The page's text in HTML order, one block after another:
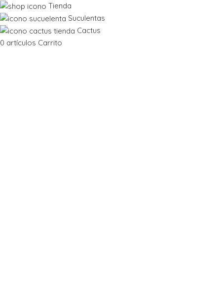
Tienda
Suculentas
Cactus
0 artículos Carrito